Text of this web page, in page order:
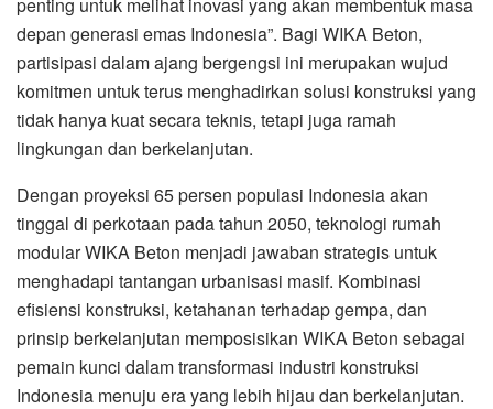
depan generasi emas Indonesia”. Bagi WIKA Beton,
partisipasi dalam ajang bergengsi ini merupakan wujud
komitmen untuk terus menghadirkan solusi konstruksi yang
tidak hanya kuat secara teknis, tetapi juga ramah
lingkungan dan berkelanjutan.
Dengan proyeksi 65 persen populasi Indonesia akan
tinggal di perkotaan pada tahun 2050, teknologi rumah
modular WIKA Beton menjadi jawaban strategis untuk
menghadapi tantangan urbanisasi masif. Kombinasi
efisiensi konstruksi, ketahanan terhadap gempa, dan
prinsip berkelanjutan memposisikan WIKA Beton sebagai
pemain kunci dalam transformasi industri konstruksi
Indonesia menuju era yang lebih hijau dan berkelanjutan.